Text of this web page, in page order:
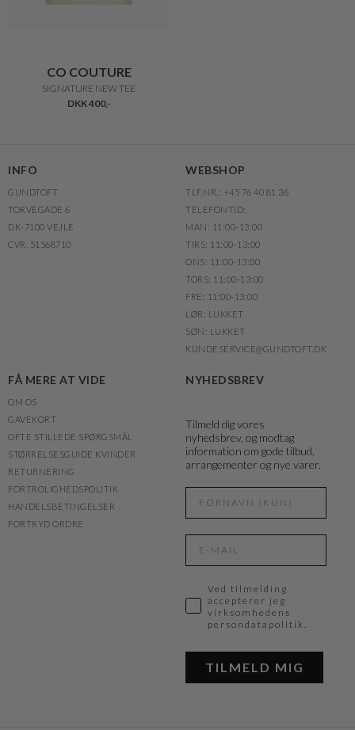
CO COUTURE
SIGNATURE NEW TEE
DKK 400,-
INFO
GUNDTOFT
TORVEGADE 6
DK-7100 VEJLE
CVR. 51568710
WEBSHOP
TLF.NR.: +45 76 40 81 36
TELEFONTID:
MAN: 11:00-13:00
TIRS: 11:00-13:00
ONS: 11:00-13:00
TORS: 11:00-13:00
FRE: 11:00-13:00
LØR: LUKKET
SØN: LUKKET
KUNDESERVICE@GUNDTOFT.DK
FÅ MERE AT VIDE
OM OS
GAVEKORT
OFTE STILLEDE SPØRGSMÅL
STØRRELSESGUIDE KVINDER
RETURNERING
FORTROLIGHEDSPOLITIK
HANDELSBETINGELSER
FORTRYD ORDRE
NYHEDSBREV
Tilmeld dig vores
nyhedsbrev, og modtag
information om gode tilbud,
arrangementer og nye varer.
Ved tilmelding
accepterer jeg
virksomhedens
persondatapolitik.
TILMELD MIG